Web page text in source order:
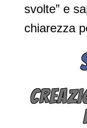
svolte” e
chiarezza